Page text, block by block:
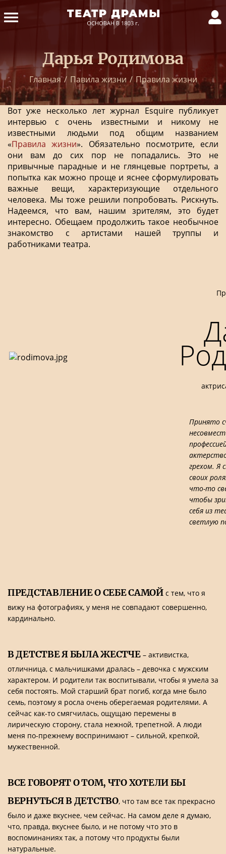
Дарья Родимова
Главная / Павила жизни / Правила жизни
Вот уже несколько лет журнал Esquire публикует
интервью с очень известными и никому не
известными людьми под общим названием
«Правила жизни». Обязательно посмотрите, если
они вам до сих пор не попадались. Это не
привычные парадные и не глянцевые портреты, а
попытка как можно проще и яснее сформулировать
важные вещи, характеризующие отдельного
человека. Мы тоже решили попробовать. Рискнуть.
Надеемся, что вам, нашим зрителям, это будет
интересно. Обещаем продолжить такое необычное
знакомство с артистами нашей труппы и
работниками театра.
Принято
грехом. Я
своих
что-то
чтобы
себя из
светлую
ПРЕДСТАВЛЕНИЕ О СЕБЕ САМОЙс тем, что я
вижу на фотографиях, у меня не совпадают совершенно,
кардинально.
В ДЕТСТВЕ Я БЫЛА ЖЕСТЧЕ– активистка,
отличница, с мальчишками дралась – девочка с мужским
характером. И родители так воспитывали, чтобы я умела за
себя постоять. Мой старший брат погиб, когда мне было
семь, поэтому я росла очень оберегаемая родителями. А
сейчас как-то смягчилась, ощущаю перемены в
лирическую сторону, стала нежной, трепетной. А люди
меня по-прежнему воспринимают – сильной, крепкой,
мужественной.
ВСЕ ГОВОРЯТ О ТОМ, ЧТО ХОТЕЛИ БЫ
ВЕРНУТЬСЯ В ДЕТСТВО, что там все так прекрасно
было и даже вкуснее, чем сейчас. На самом деле я думаю,
что, правда, вкуснее было, и не потому что это в
воспоминаниях так, а потому что продукты были
натуральные.